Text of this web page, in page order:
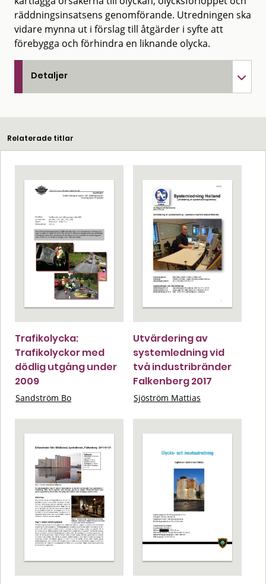
räddningsinsatsens genomförande. Utredningen ska
vidare mynna ut i förslag till åtgärder i syfte att
förebygga och förhindra en liknande olycka.
Detaljer
Relaterade titlar
Trafikolycka:
Trafikolyckor med
dödlig utgång under
2009
Sandström Bo
Utvärdering av
systemledning vid
två industribränder
Falkenberg 2017
Sjöström Mattias